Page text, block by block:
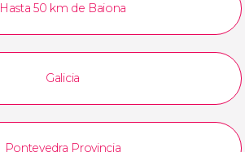
Hasta 50 km de Baiona
Galicia
Pontevedra Provincia